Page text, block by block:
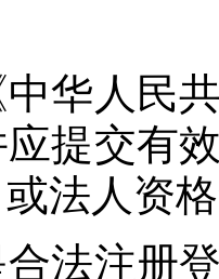
中华人民
提交有
法人资
合法注册